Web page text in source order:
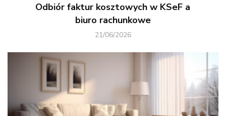
Odbiór faktur kosztowych w KSeF a
biuro rachunkowe
21/06/2026